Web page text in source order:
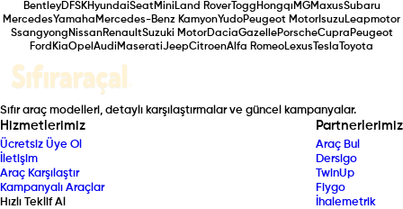
BentleyDFSKHyundaiSeatMini Land RoverTogg Hongqı MGMaxusSubaru
MercedesYamaha Mercedes-Benz KamyonYudoPeugeot Motor IsuzuLeapmotor
Ssangyong NissanRenaultSuzuki MotorDaciaGazellePorscheCupra Peugeot
Ford KiaOpel Audi MaseratiJeepCitroenAlfa RomeoLexus Tesla Toyota
Sıfır araç modelleri, detaylı karşılaştırmalar ve güncel kampanyalar.
Hizmetlerimiz
Ücretsiz Üye Ol
İletişim
Araç Karşılaştır
Kampanyalı Araçlar
Hızlı Teklif Al
Partnerlerimiz
Araç Bul
Dersigo
TwinUp
Fiygo
İhalemetrik